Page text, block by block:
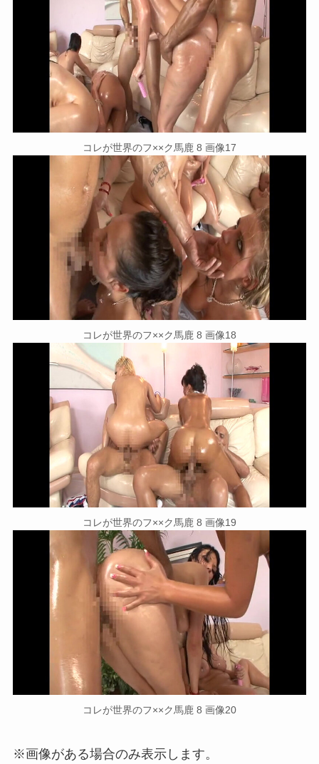
コレが世界のフ××ク馬鹿 8 画像17
コレが世界のフ××ク馬鹿 8 画像18
コレが世界のフ××ク馬鹿 8 画像19
コレが世界のフ××ク馬鹿 8 画像20
※画像がある場合のみ表示します。